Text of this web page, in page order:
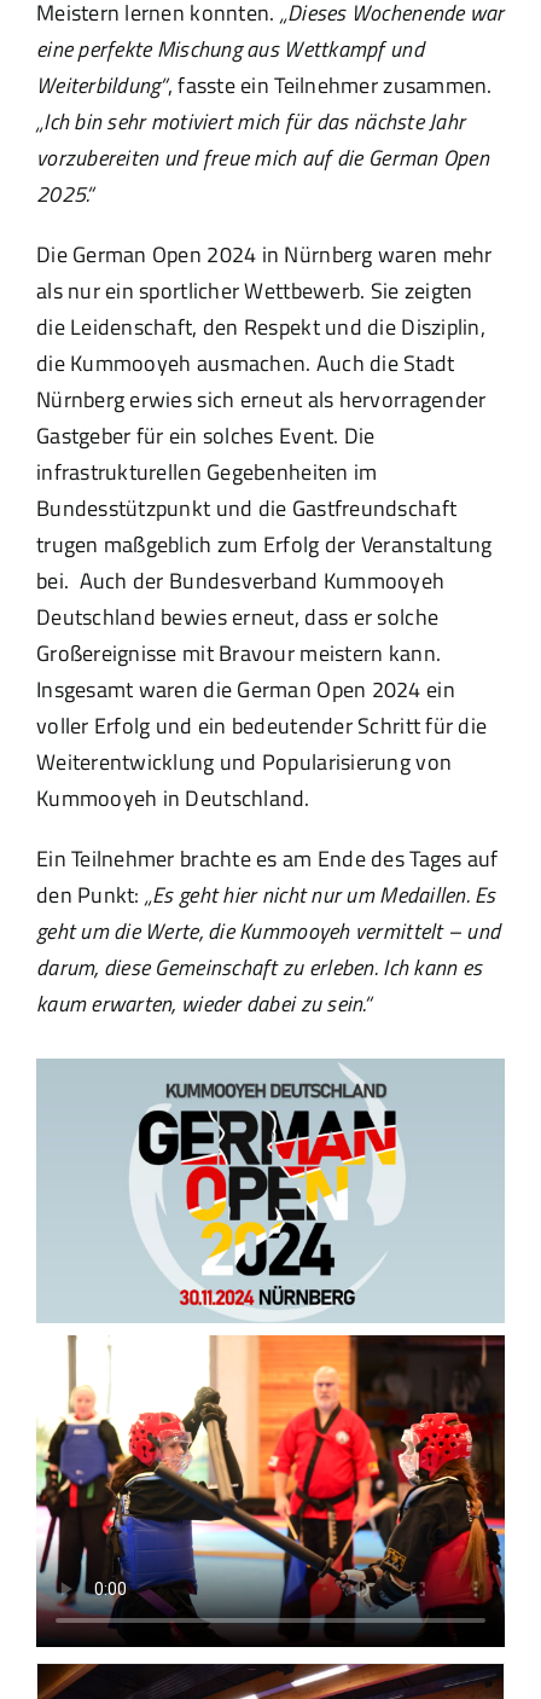
Meistern lernen konnten. „Dieses Wochenende war
eine perfekte Mischung aus Wettkampf und
Weiterbildung“, fasste ein Teilnehmer zusammen.
„Ich bin sehr motiviert mich für das nächste Jahr
vorzubereiten und freue mich auf die German Open
2025.“
Die German Open 2024 in Nürnberg waren mehr
als nur ein sportlicher Wettbewerb. Sie zeigten
die Leidenschaft, den Respekt und die Disziplin,
die Kummooyeh ausmachen. Auch die Stadt
Nürnberg erwies sich erneut als hervorragender
Gastgeber für ein solches Event. Die
infrastrukturellen Gegebenheiten im
Bundesstützpunkt und die Gastfreundschaft
trugen maßgeblich zum Erfolg der Veranstaltung
bei. Auch der Bundesverband Kummooyeh
Deutschland bewies erneut, dass er solche
Großereignisse mit Bravour meistern kann.
Insgesamt waren die German Open 2024 ein
voller Erfolg und ein bedeutender Schritt für die
Weiterentwicklung und Popularisierung von
Kummooyeh in Deutschland.
Ein Teilnehmer brachte es am Ende des Tages auf
den Punkt: „Es geht hier nicht nur um Medaillen. Es
geht um die Werte, die Kummooyeh vermittelt – und
darum, diese Gemeinschaft zu erleben. Ich kann es
kaum erwarten, wieder dabei zu sein.“